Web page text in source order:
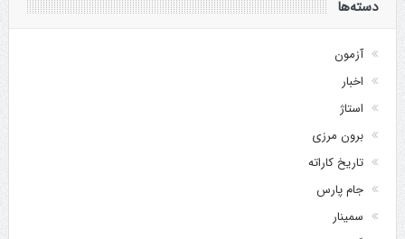
دسته‌ها
آزمون
اخبار
استاژ
برون مرزی
تاریخ کاراته
جام پارس
سمینار